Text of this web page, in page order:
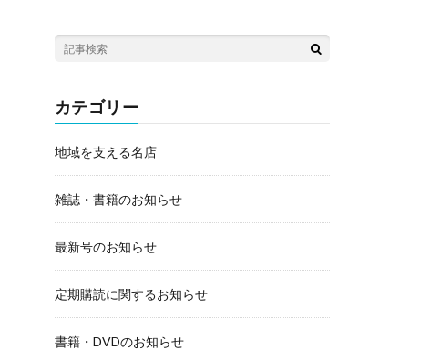
カテゴリー
地域を支える名店
雑誌・書籍のお知らせ
最新号のお知らせ
定期購読に関するお知らせ
書籍・DVDのお知らせ